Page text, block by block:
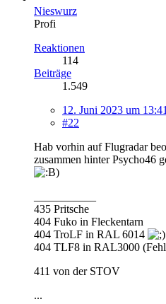
Nieswurz
Profi
Reaktionen
114
Beiträge
1.549
12. Juni 2023 um 13:41
#22
Hab vorhin auf Flugradar
zusammen hinter Psycho46
435 Pritsche
404 Fuko in Fleckentarn
404 TroLF in RAL 6014
404 TLF8 in RAL3000
411 von der STOV
...